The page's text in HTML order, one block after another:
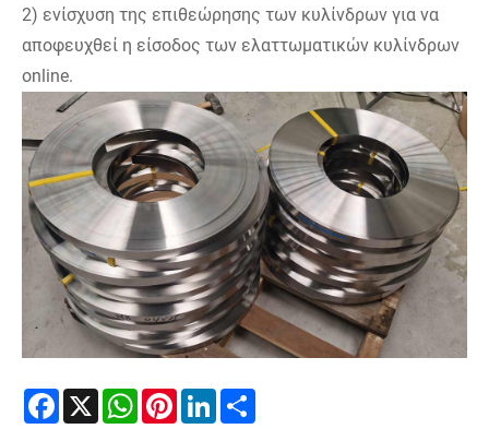
2) ενίσχυση της επιθεώρησης των κυλίνδρων για να
αποφευχθεί η είσοδος των ελαττωματικών κυλίνδρων
online.
Facebook
X WhatsAppPinterestLinkedIn